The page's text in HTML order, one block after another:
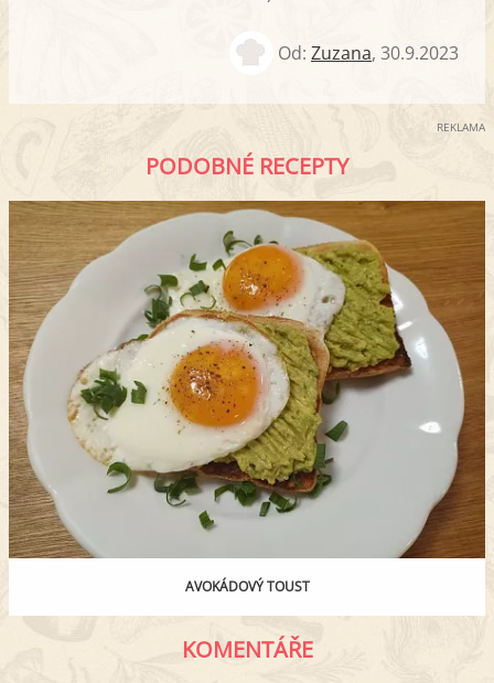
Od: Zuzana, 30.9.2023
REKLAMA
PODOBNÉ RECEPTY
AVOKÁDOVÝ TOUST
KOMENTÁŘE